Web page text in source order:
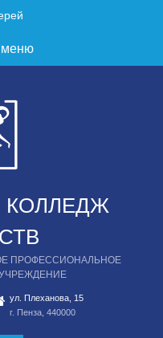
меню
КОЛЛЕДЖ
ПРОФЕССИОНАЛЬНОЕ
ул. Плеханова, 15
г. Пенза, 440000